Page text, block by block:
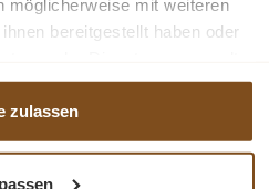
möglicherweise mit weiteren
bereitgestellt haben oder
zulassen